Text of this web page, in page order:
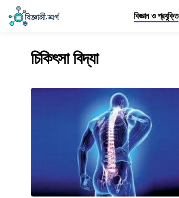
বিজ্ঞান ও প্রযুক্তি
চিকিৎসা বিদ্যা